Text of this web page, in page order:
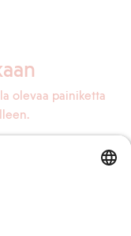
olevaa painiketta